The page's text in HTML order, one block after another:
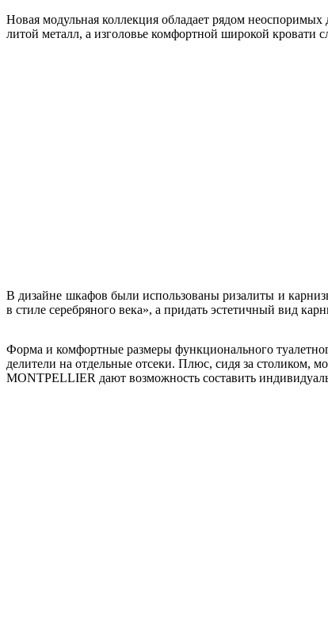
Новая модульная коллекция обладает рядом
литой металл, а изголовье комфортной широкой кровати
В дизайне шкафов были использованы ризалиты и
в стиле серебряного века», а придать эстетичный вид
Форма и комфортные размеры функционального
делители на отдельные отсеки. Плюс, сидя за столиком,
MONTPELLIER дают возможность составить